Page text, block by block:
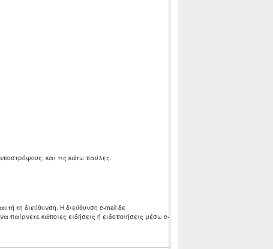
και τις κάτω παύλες.
τη διεύθυνση. Η διεύθυνση e-mail δε
παίρνετε κάποιες ειδήσεις ή ειδοποιήσεις μέσω e-